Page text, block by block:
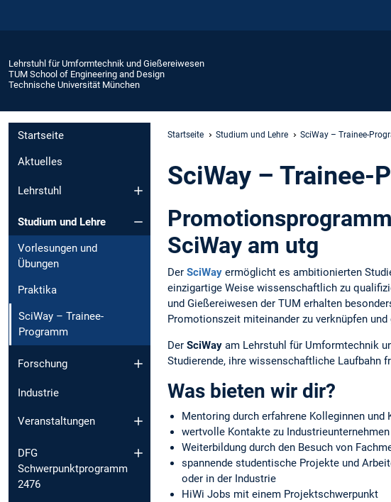
Lehrstuhl für Umformtechnik und Gießereiwesen
TUM School of Engineering and Design
Technische Universität München
Startseite
Aktuelles
Lehrstuhl
Studium und Lehre
Vorlesungen und
Übungen
Praktika
SciWay – Trainee-
Programm
Forschung
Industrie
Veranstaltungen
DFG
Schwerpunktprogramm
2476
Startseite Studium und Lehre SciWay – Trainee-
SciWay – Trainee-
SciWay am utg
Der SciWay ermöglicht es ambitionierten
einzigartige Weise wissenschaftlich zu
und Gießereiwesen der TUM erhalten
Promotionszeit miteinander zu verknüpfen
Der SciWay am Lehrstuhl für Umformtechnik
Studierende, ihre wissenschaftliche Laufbahn
Was bieten wir dir?
Mentoring durch erfahrene Kolleginnen und
wertvolle Kontakte zu Industrieunternehmen
Weiterbildung durch den Besuch von
spannende studentische Projekte und
oder in der Industrie
HiWi Jobs mit einem Projektschwerpunkt